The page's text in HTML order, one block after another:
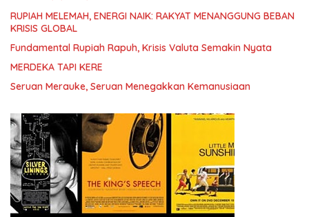
RUPIAH MELEMAH, ENERGI NAIK: RAKYAT MENANGGUNG BEBAN
KRISIS GLOBAL
Fundamental Rupiah Rapuh, Krisis Valuta Semakin Nyata
MERDEKA TAPI KERE
Seruan Merauke, Seruan Menegakkan Kemanusiaan